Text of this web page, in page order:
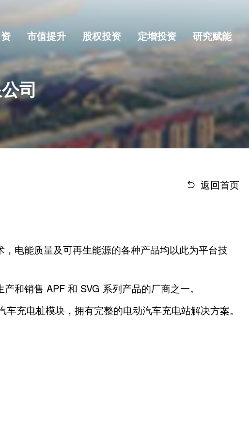
市值提升 股权投资 定增投资 研究赋能
司
返回首页
电能质量及可再生能源的各种产品均以此为平台技
和销售 APF 和 SVG 系列产品的厂商之一。
充电桩模块，拥有完整的电动汽车充电站解决方案。